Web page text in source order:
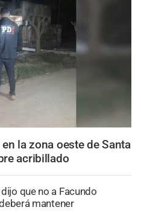
la zona oeste de Santa
acribillado
que no a Facundo
mantener